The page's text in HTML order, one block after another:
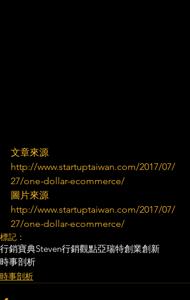
文章來源
http://www.startuptaiwan.com/2017/07/
27/one-dollar-ecommerce/
圖片來源
http://www.startuptaiwan.com/2017/07/
27/one-dollar-ecommerce/
標記：
行銷寶典Steven行銷觀點亞瑞特創業創新
時事剖析
時事剖析